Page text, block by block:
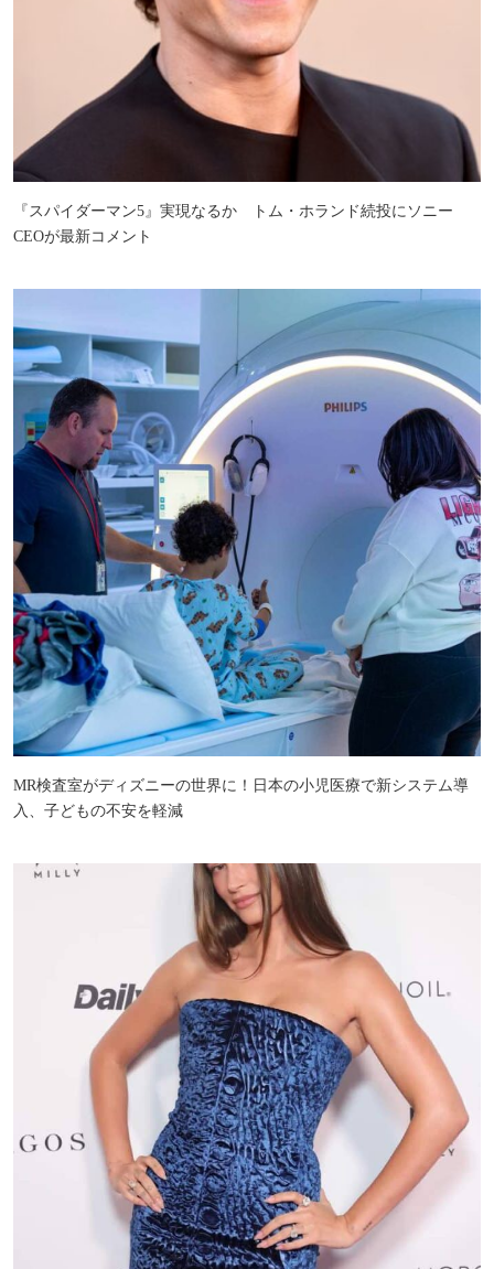
『スパイダーマン5』実現なるか トム・ホランド続投にソニー
CEOが最新コメント
MR検査室がディズニーの世界に！日本の小児医療で新システム導
入、子どもの不安を軽減